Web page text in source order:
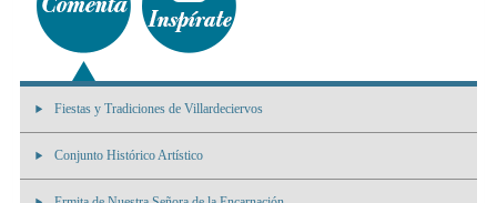
Fiestas y Tradiciones de Villardeciervos
Conjunto Histórico Artístico